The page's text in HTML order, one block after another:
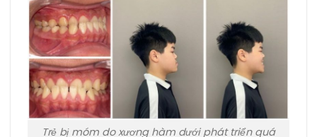
Trẻ bị móm do xương hàm dưới phát triển quá